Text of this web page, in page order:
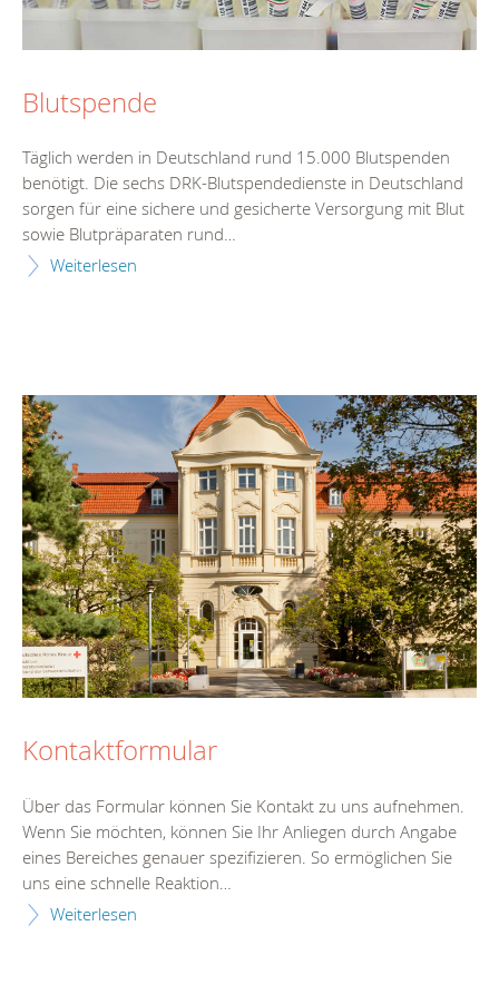
Blutspende
Täglich werden in Deutschland rund 15.000 Blutspenden
benötigt. Die sechs DRK-Blutspendedienste in Deutschland
sorgen für eine sichere und gesicherte Versorgung mit Blut
sowie Blutpräparaten rund…
Weiterlesen
Kontaktformular
Über das Formular können Sie Kontakt zu uns aufnehmen.
Wenn Sie möchten, können Sie Ihr Anliegen durch Angabe
eines Bereiches genauer spezifizieren. So ermöglichen Sie
uns eine schnelle Reaktion…
Weiterlesen